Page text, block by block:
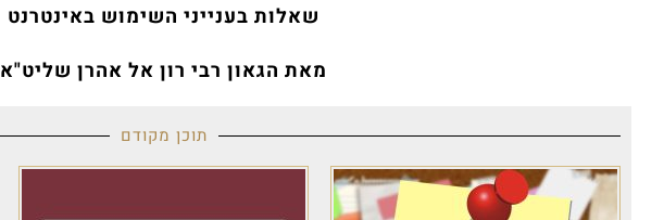
שאלות בענייני השימוש באינטרנט
מאת הגאון רבי רון אל אהרן שליט"א
תוכן מקודם